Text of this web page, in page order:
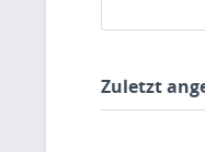
Zuletzt